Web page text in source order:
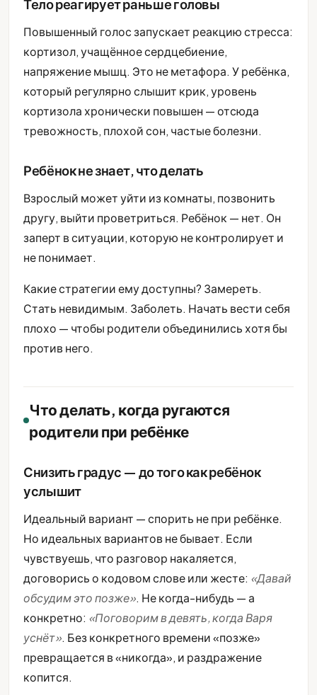
Тело реагирует раньше головы
Повышенный голос запускает реакцию стресса:
кортизол, учащённое сердцебиение,
напряжение мышц. Это не метафора. У ребёнка,
который регулярно слышит крик, уровень
кортизола хронически повышен — отсюда
тревожность, плохой сон, частые болезни.
Ребёнок не знает, что делать
Взрослый может уйти из комнаты, позвонить
другу, выйти проветриться. Ребёнок — нет. Он
заперт в ситуации, которую не контролирует и
не понимает.
Какие стратегии ему доступны? Замереть.
Стать невидимым. Заболеть. Начать вести себя
плохо — чтобы родители объединились хотя бы
против него.
Что делать, когда ругаются
родители при ребёнке
Снизить градус — до того как ребёнок
услышит
Идеальный вариант — спорить не при ребёнке.
Но идеальных вариантов не бывает. Если
чувствуешь, что разговор накаляется,
договорись о кодовом слове или жесте: «Давай
обсудим это позже». Не когда-нибудь — а
конкретно: «Поговорим в девять, когда Варя
уснёт». Без конкретного времени «позже»
превращается в «никогда», и раздражение
копится.